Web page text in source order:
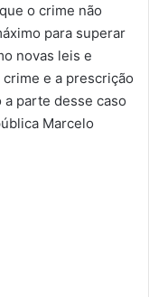
o crime não
para superar
novas leis e
e a prescrição
parte desse caso
Marcelo